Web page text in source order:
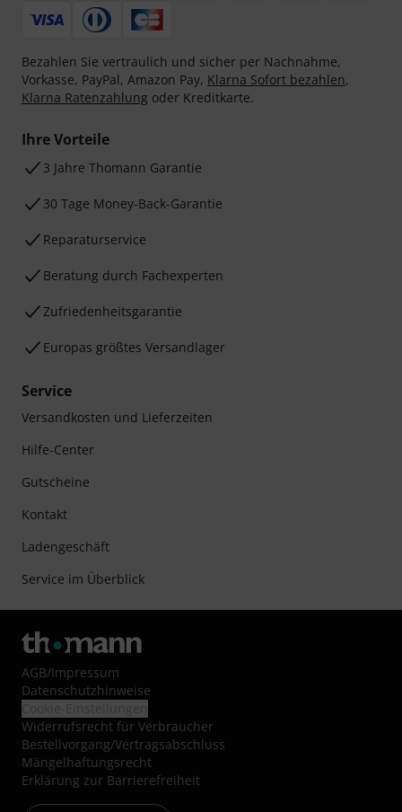
Bezahlen Sie vertraulich und sicher per Nachnahme,
Vorkasse, PayPal, Amazon Pay, Klarna Sofort bezahlen,
Klarna Ratenzahlung oder Kreditkarte.
Ihre Vorteile
3 Jahre Thomann Garantie
30 Tage Money-Back-Garantie
Reparaturservice
Beratung durch Fachexperten
Zufriedenheitsgarantie
Europas größtes Versandlager
Service
Versandkosten und Lieferzeiten
Hilfe-Center
Gutscheine
Kontakt
Ladengeschäft
Service im Überblick
AGB/Impressum
Datenschutzhinweise
Widerrufsrecht für Verbraucher
Bestellvorgang/Vertragsabschluss
Mängelhaftungsrecht
Erklärung zur Barrierefreiheit